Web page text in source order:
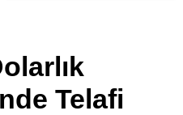
Youtube
TikTok
Telafi